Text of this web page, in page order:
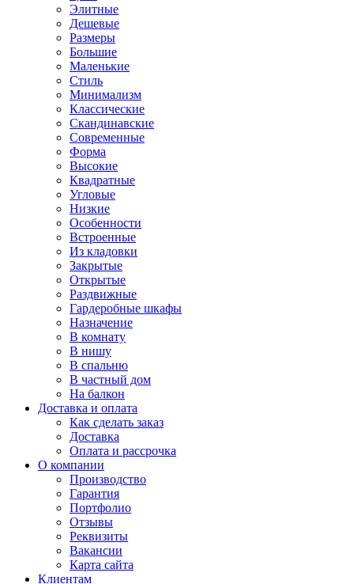
Элитные
Дешевые
Размеры
Большие
Маленькие
Стиль
Минимализм
Классические
Скандинавские
Современные
Форма
Высокие
Квадратные
Угловые
Низкие
Особенности
Встроенные
Из кладовки
Закрытые
Открытые
Раздвижные
Гардеробные шкафы
Назначение
В комнату
В нишу
В спальню
В частный дом
На балкон
Доставка и оплата
Как сделать заказ
Доставка
Оплата и рассрочка
О компании
Производство
Гарантия
Портфолио
Отзывы
Реквизиты
Вакансии
Карта сайта
Клиентам